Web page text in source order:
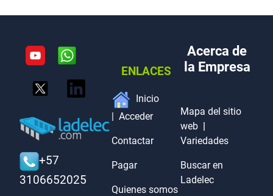
+57
3106652025
ENLACES
Inicio
|Acceder
Contactar
Pagar
Quienes somos
Acerca de
la Empresa
Mapa del sitio
web |
Variedades
Buscar en
Ladelec